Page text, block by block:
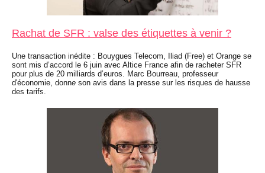
Rachat de SFR : valse des étiquettes à venir ?
Une transaction inédite : Bouygues Telecom, Iliad (Free) et Orange se
sont mis d’accord le 6 juin avec Altice France afin de racheter SFR
pour plus de 20 milliards d’euros. Marc Bourreau, professeur
d'économie, donne son avis dans la presse sur les risques de hausse
des tarifs.